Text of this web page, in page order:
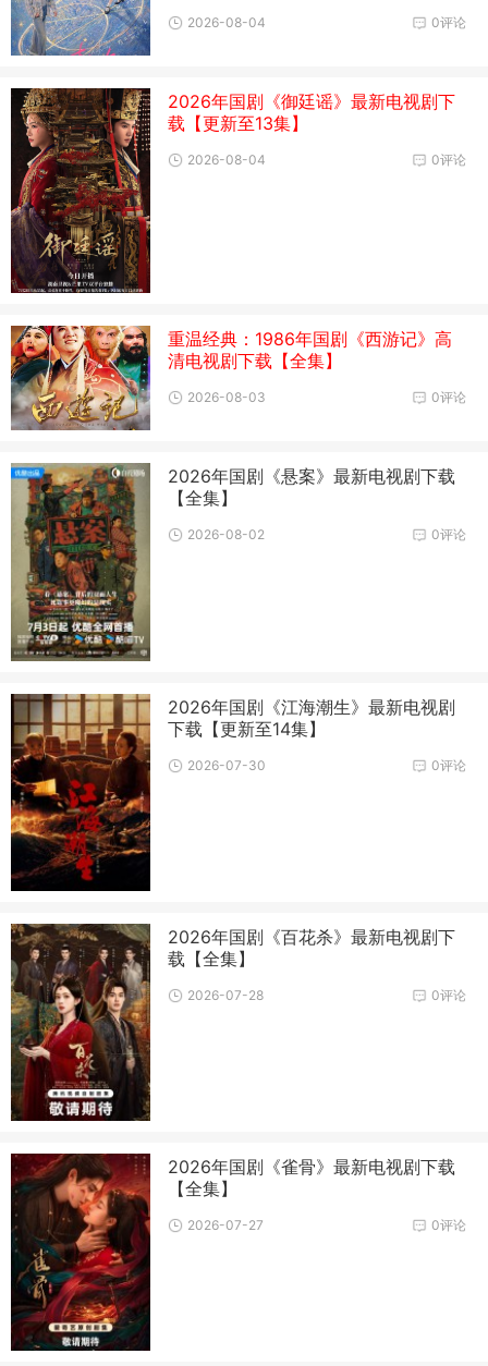
0评论
2026-08-04
2026年国剧《御廷谣》最新电视剧下
载【更新至13集】
0评论
2026-08-04
重温经典：1986年国剧《西游记》高
清电视剧下载【全集】
0评论
2026-08-03
2026年国剧《悬案》最新电视剧下载
【全集】
0评论
2026-08-02
2026年国剧《江海潮生》最新电视剧
下载【更新至14集】
0评论
2026-07-30
2026年国剧《百花杀》最新电视剧下
载【全集】
0评论
2026-07-28
2026年国剧《雀骨》最新电视剧下载
【全集】
0评论
2026-07-27